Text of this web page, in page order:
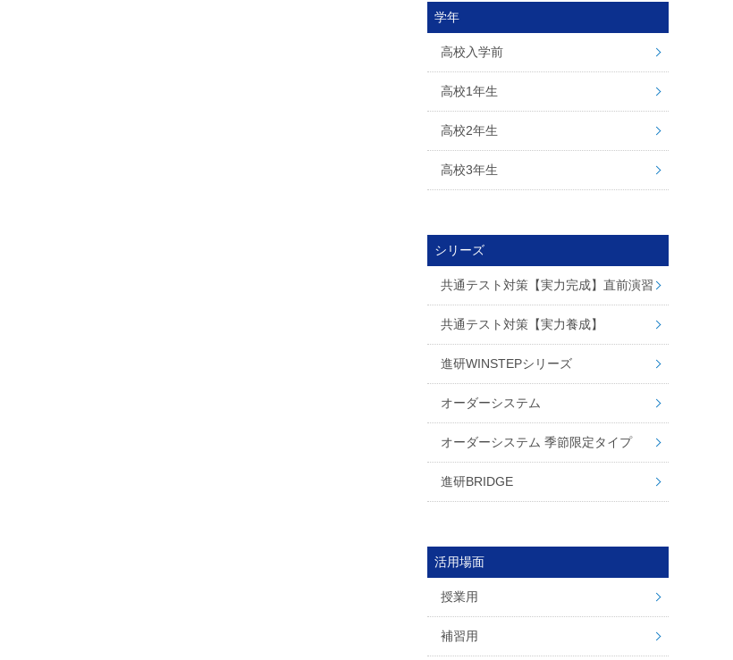
学年
高校入学前
高校1年生
高校2年生
高校3年生
シリーズ
共通テスト対策【実力完成】直前演習
共通テスト対策【実力養成】
進研WINSTEPシリーズ
オーダーシステム
オーダーシステム 季節限定タイプ
進研BRIDGE
活用場面
授業用
補習用